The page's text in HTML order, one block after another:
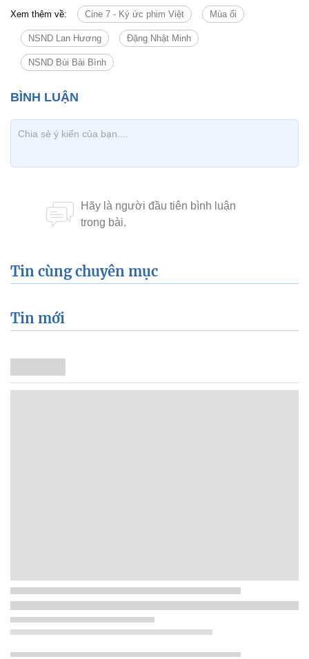
Xem thêm về: Cine 7 - Ký ức phim Việt Mùa ổi
NSND Lan Hương Đặng Nhật Minh
NSND Bùi Bài Bình
Tin cùng chuyên mục
Tin mới